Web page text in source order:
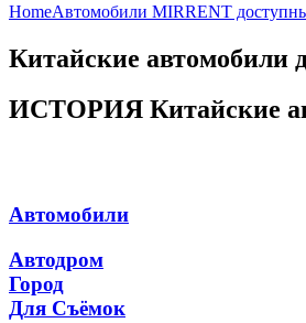
HomeАвтомобили MIRRENT
Китайские автомобили
ИСТОРИЯ Китайские
Автомобили
Автодром
Город
Для Съёмок